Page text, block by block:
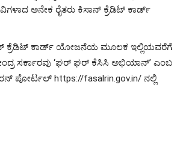
ಅನೇಕ ರೈತರು ಕಿಸಾನ್ ಕ್ರೆಡಿಟ್ ಕಾರ್ಡ್
ಕಿಸಾನ್ ಕ್ರೆಡಿಟ್ ಕಾರ್ಡ್ ಯೋಜನೆಯ ಮೂಲಕ ಇಲ್ಲಿಯವರೆಗೆ
ಸರ್ಕಾರವು ‘ಘರ್ ಘರ್ ಕೆಸಿಸಿ ಅಭಿಯಾನ್’ ಎಂಬ
ಪೋರ್ಟಲ್ https://fasalrin.gov.in/ ನಲ್ಲಿ